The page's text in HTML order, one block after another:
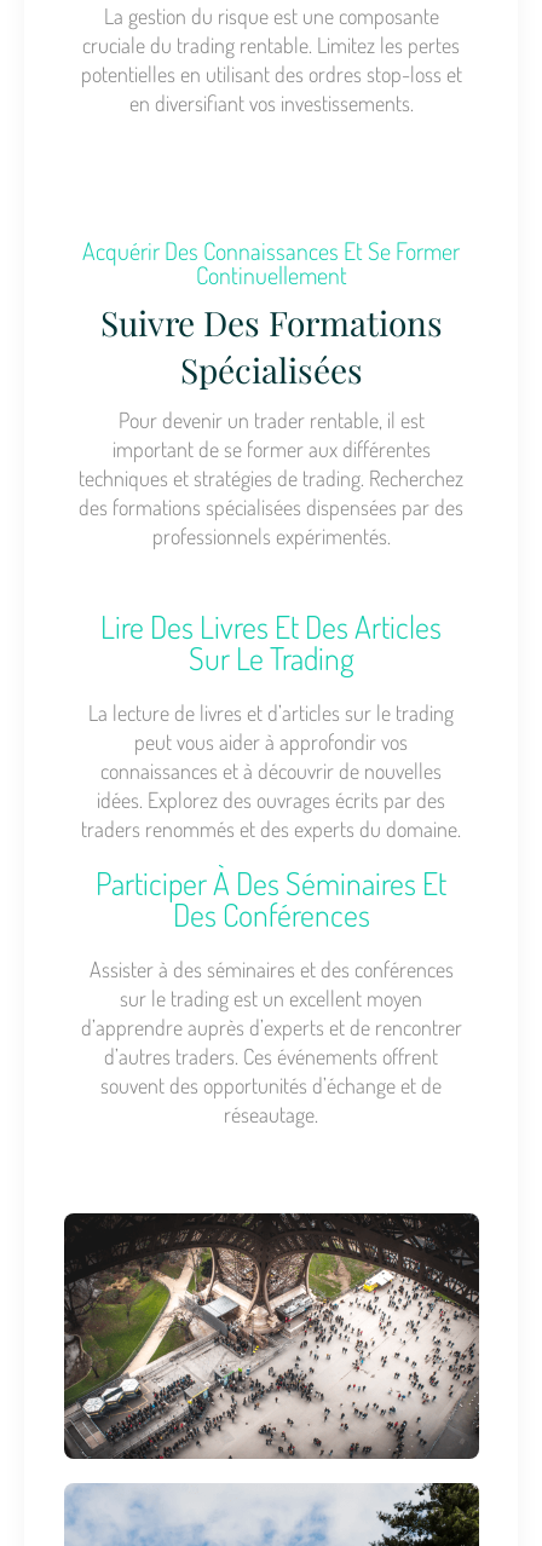
La gestion du risque est une composante
cruciale du trading rentable. Limitez les pertes
potentielles en utilisant des ordres stop-loss et
en diversifiant vos investissements.
Acquérir Des Connaissances Et Se Former
Continuellement
Suivre Des Formations
Spécialisées
Pour devenir un trader rentable, il est
important de se former aux différentes
techniques et stratégies de trading. Recherchez
des formations spécialisées dispensées par des
professionnels expérimentés.
Lire Des Livres Et Des Articles
Sur Le Trading
La lecture de livres et d’articles sur le trading
peut vous aider à approfondir vos
connaissances et à découvrir de nouvelles
idées. Explorez des ouvrages écrits par des
traders renommés et des experts du domaine.
Participer À Des Séminaires Et
Des Conférences
Assister à des séminaires et des conférences
sur le trading est un excellent moyen
d’apprendre auprès d’experts et de rencontrer
d’autres traders. Ces événements offrent
souvent des opportunités d’échange et de
réseautage.